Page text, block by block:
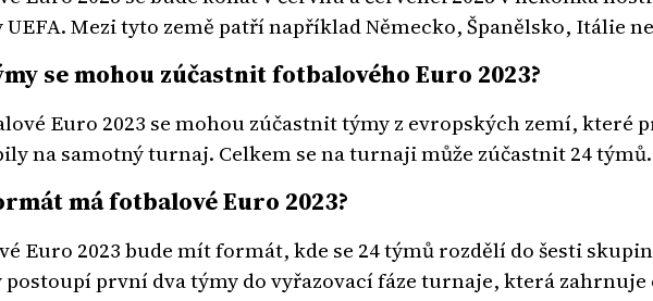
UEFA. Mezi tyto země patří například Německo, Španělsko, Itálie
se mohou zúčastnit fotbalového Euro 2023?
Euro 2023 se mohou zúčastnit týmy z evropských zemí, které
na samotný turnaj. Celkem se na turnaji může zúčastnit 24 týmů.
má fotbalové Euro 2023?
Euro 2023 bude mít formát, kde se 24 týmů rozdělí do šesti
postoupí první dva týmy do vyřazovací fáze turnaje, která